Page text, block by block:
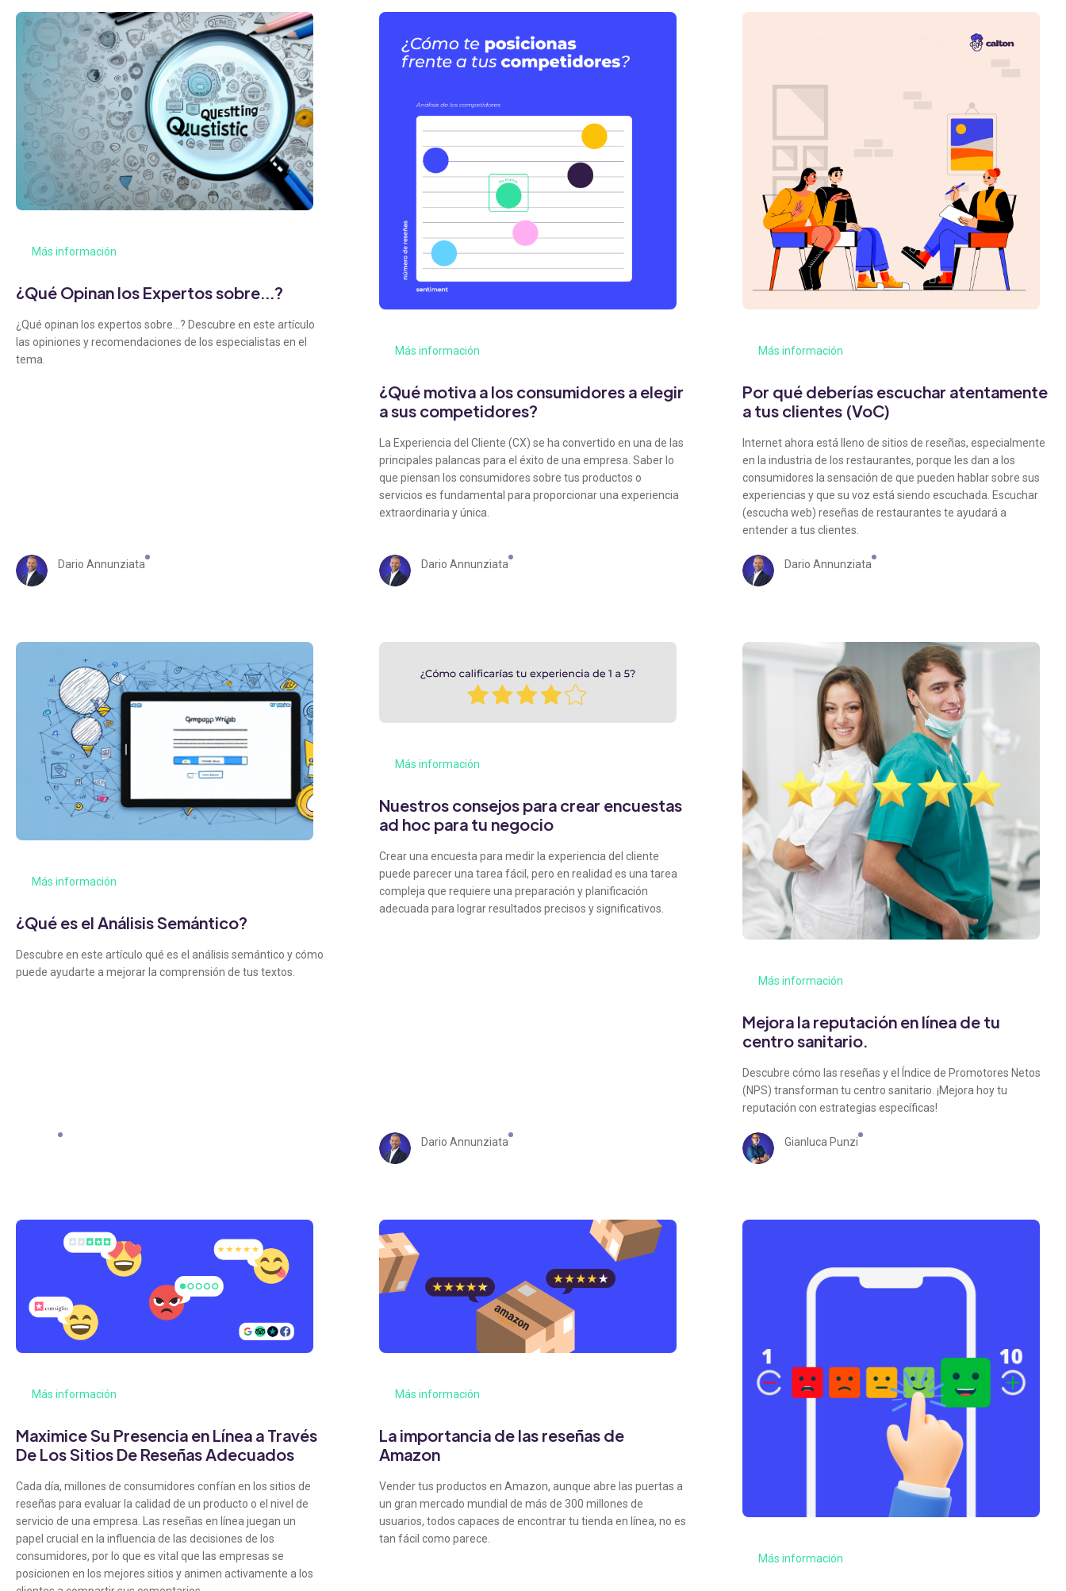
Más información
¿Qué Opinan los Expertos sobre...?
¿Qué opinan los expertos sobre...? Descubre en este artículo
las opiniones y recomendaciones de los especialistas en el
tema.
Dario Annunziata
Más información
¿Qué motiva a los consumidores a elegir
a sus competidores?
La Experiencia del Cliente (CX) se ha convertido en una de las
principales palancas para el éxito de una empresa. Saber lo
que piensan los consumidores sobre tus productos o
servicios es fundamental para proporcionar una experiencia
extraordinaria y única.
Dario Annunziata
Más información
Por qué deberías escuchar atentamente
a tus clientes (VoC)
Internet ahora está lleno de sitios de reseñas, especialmente
en la industria de los restaurantes, porque les dan a los
consumidores la sensación de que pueden hablar sobre sus
experiencias y que su voz está siendo escuchada. Escuchar
(escucha web) reseñas de restaurantes te ayudará a
entender a tus clientes.
Dario Annunziata
Más información
¿Qué es el Análisis Semántico?
Descubre en este artículo qué es el análisis semántico y cómo
puede ayudarte a mejorar la comprensión de tus textos.
Más información
Nuestros consejos para crear encuestas
ad hoc para tu negocio
Crear una encuesta para medir la experiencia del cliente
puede parecer una tarea fácil, pero en realidad es una tarea
compleja que requiere una preparación y planificación
adecuada para lograr resultados precisos y significativos.
Dario Annunziata
Más información
Mejora la reputación en línea de tu
centro sanitario.
Descubre cómo las reseñas y el Índice de Promotores Netos
(NPS) transforman tu centro sanitario. ¡Mejora hoy tu
reputación con estrategias específicas!
Gianluca Punzi
Más información
Maximice Su Presencia en Línea a Través
De Los Sitios De Reseñas Adecuados
Cada día, millones de consumidores confían en los sitios de
reseñas para evaluar la calidad de un producto o el nivel de
servicio de una empresa. Las reseñas en línea juegan un
papel crucial en la influencia de las decisiones de los
consumidores, por lo que es vital que las empresas se
posicionen en los mejores sitios y animen activamente a los
Más información
La importancia de las reseñas de
Amazon
Vender tus productos en Amazon, aunque abre las puertas a
un gran mercado mundial de más de 300 millones de
usuarios, todos capaces de encontrar tu tienda en línea, no es
tan fácil como parece.
Más información